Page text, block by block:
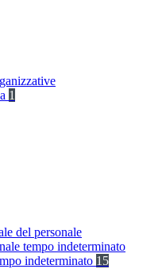
1
del personale
tempo indeterminato
indeterminato 15